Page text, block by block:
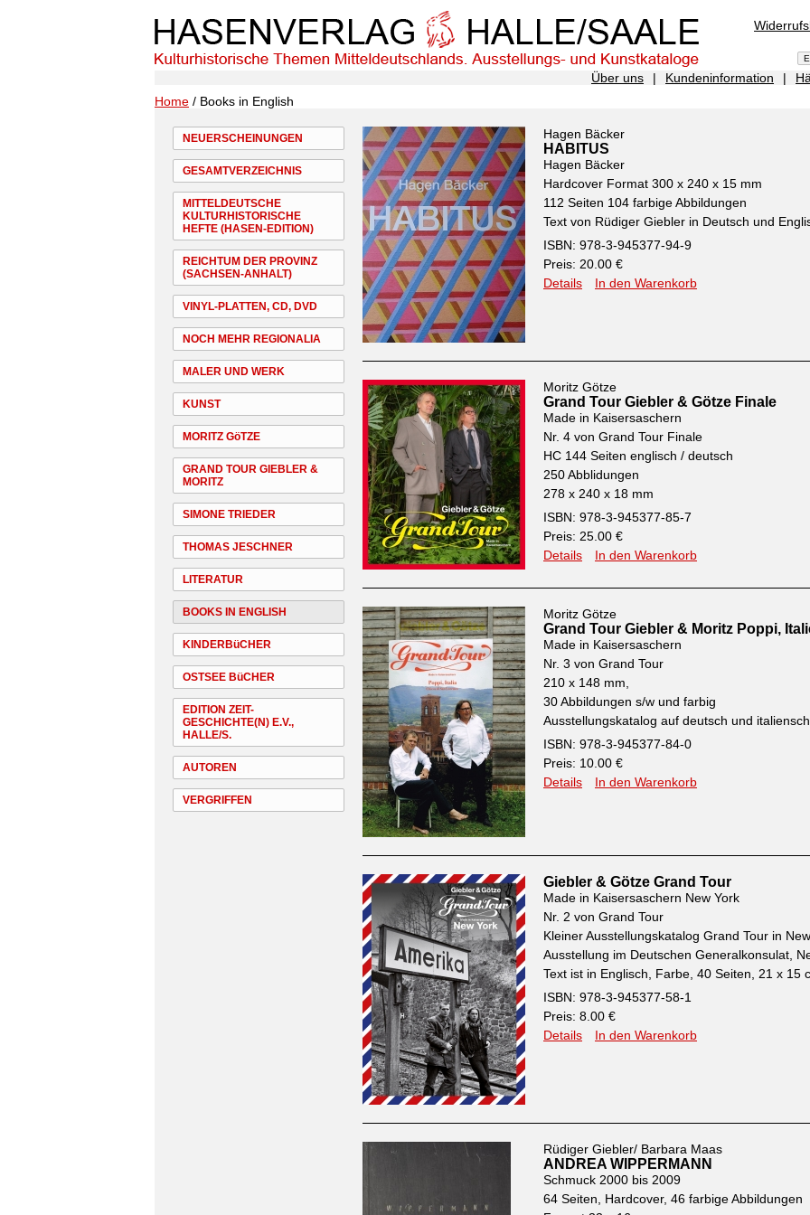
Über uns | Kundeninformation |
Home / Books in English
NEUERSCHEINUNGEN
GESAMTVERZEICHNIS
MITTELDEUTSCHE
KULTURHISTORISCHE
HEFTE (HASEN-EDITION)
REICHTUM DER PROVINZ
(SACHSEN-ANHALT)
VINYL-PLATTEN, CD, DVD
NOCH MEHR REGIONALIA
MALER UND WERK
KUNST
MORITZ GöTZE
GRAND TOUR GIEBLER &
MORITZ
SIMONE TRIEDER
THOMAS JESCHNER
LITERATUR
BOOKS IN ENGLISH
KINDERBüCHER
OSTSEE BüCHER
EDITION ZEIT-
GESCHICHTE(N) E.V.,
HALLE/S.
AUTOREN
VERGRIFFEN
Hagen Bäcker
HABITUS
Hagen Bäcker
Hardcover Format 300 x 240 x 15 mm
112 Seiten 104 farbige Abbildungen
Text von Rüdiger Giebler in Deutsch und
ISBN: 978-3-945377-94-9
Preis: 20.00 €
Details
In den Warenkorb
Moritz Götze
Grand Tour Giebler & Götze Finale
Made in Kaisersaschern
Nr. 4 von Grand Tour Finale
HC 144 Seiten englisch / deutsch
250 Abblidungen
278 x 240 x 18 mm
ISBN: 978-3-945377-85-7
Preis: 25.00 €
Details
In den Warenkorb
Moritz Götze
Grand Tour Giebler & Moritz Poppi,
Made in Kaisersaschern
Nr. 3 von Grand Tour
210 x 148 mm,
30 Abbildungen s/w und farbig
Ausstellungskatalog auf deutsch und italiensch
ISBN: 978-3-945377-84-0
Preis: 10.00 €
Details
In den Warenkorb
Giebler & Götze Grand Tour
Made in Kaisersaschern New York
Nr. 2 von Grand Tour
Kleiner Ausstellungskatalog Grand Tour in
Ausstellung im Deutschen Generalkonsulat,
Text ist in Englisch, Farbe, 40 Seiten, 21 x 15
ISBN: 978-3-945377-58-1
Preis: 8.00 €
Details
In den Warenkorb
Rüdiger Giebler/ Barbara Maas
ANDREA WIPPERMANN
Schmuck 2000 bis 2009
64 Seiten, Hardcover, 46 farbige Abbildungen